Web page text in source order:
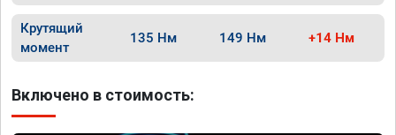
Крутящий
момент
135 Нм 149 Нм +14 Нм
Включено в стоимость: